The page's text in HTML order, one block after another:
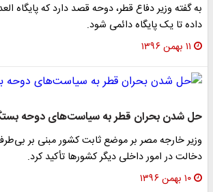
به گفته وزیر دفاع قطر، دوحه قصد دارد که پایگاه
داده تا یک پایگاه دائمی شود.
۱۱ بهمن ۱۳۹۶
حل شدن بحران قطر به سیاست‌های دوحه
وزیر خارجه مصر بر موضع ثابت کشور مبنی بر
دخالت در امور داخلی دیگر کشورها تأکید کرد.
۱۰ بهمن ۱۳۹۶